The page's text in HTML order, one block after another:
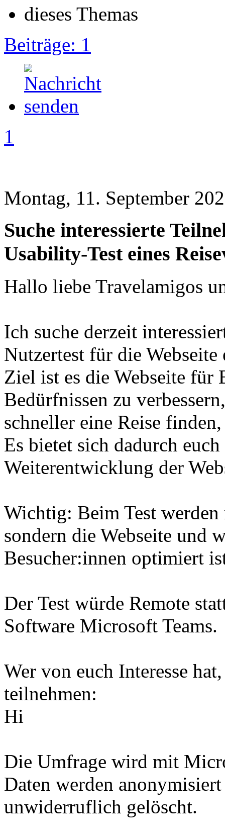
Beiträge: 1
1
Montag, 11. September
Suche interessierte
Usability-Test eines
Hallo liebe Travelamigos
Ich suche derzeit
Nutzertest für die Webseite
Ziel ist es die Webseite für
Bedürfnissen zu
schneller eine Reise
Es bietet sich dadurch
Weiterentwicklung der
Wichtig: Beim Test
sondern die Webseite und
Besucher:innen optimiert
Der Test würde Remote
Software Microsoft Teams.
Wer von euch Interesse
teilnehmen:
Hi
Die Umfrage wird mit
Daten werden
unwiderruflich gelöscht.